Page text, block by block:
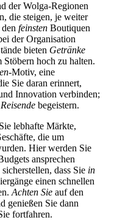
der Wolga-Regionen
die steigen, je weiter
feinsten Boutiquen
der Organisation
bieten Getränke
Stöbern hoch zu halten.
-Motiv, eine
Sie daran erinnert,
Innovation verbinden;
Reisende begeistern.
lebhafte Märkte,
die um
Hier werden Sie
ansprechen
sicherstellen, dass Sie in
einen schnellen
Achten Sie auf den
genießen Sie dann
fortfahren.